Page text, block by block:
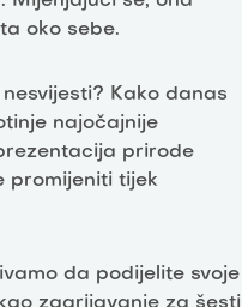
oko sebe.
Kako danas
najočajnije
prirode
promijeniti tijek
da podijelite svoje
zagrijavanje za šesti